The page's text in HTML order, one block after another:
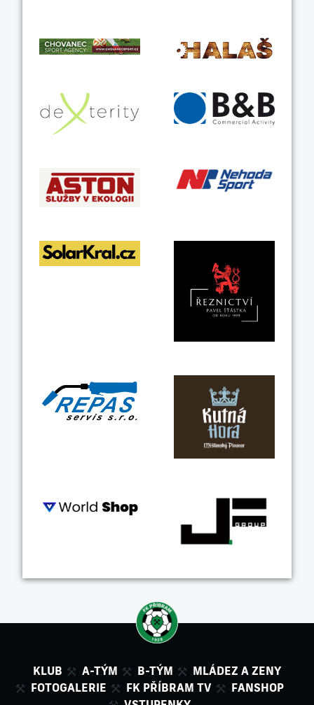
KLUB A-TÝM B-TÝM
MLÁDEZ A ZENY
FOTOGALERIE
FK PŘÍBRAM TV
FANSHOP